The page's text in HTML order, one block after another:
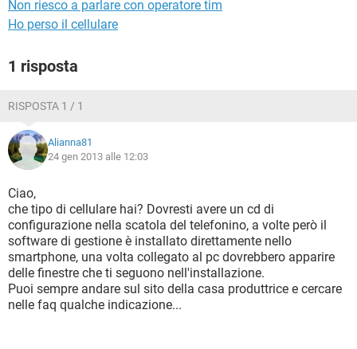
Non riesco a parlare con operatore tim
Ho perso il cellulare
1 risposta
RISPOSTA 1 / 1
Alianna81
24 gen 2013 alle 12:03
Ciao,
che tipo di cellulare hai? Dovresti avere un cd di
configurazione nella scatola del telefonino, a volte però il
software di gestione è installato direttamente nello
smartphone, una volta collegato al pc dovrebbero apparire
delle finestre che ti seguono nell'installazione.
Puoi sempre andare sul sito della casa produttrice e cercare
nelle faq qualche indicazione...